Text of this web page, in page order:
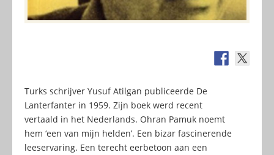
Turks schrijver Yusuf Atilgan publiceerde De
Lanterfanter in 1959. Zijn boek werd recent
vertaald in het Nederlands. Ohran Pamuk noemt
hem ‘een van mijn helden’. Een bizar fascinerende
leeservaring. Een terecht eerbetoon aan een